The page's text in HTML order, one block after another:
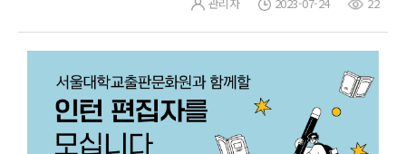
관리자 2023-07-24 22